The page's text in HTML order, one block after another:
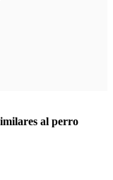
al perro